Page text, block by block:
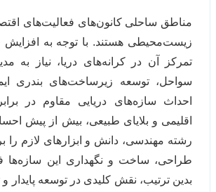
مناطق ساحلی کانون‌های فعالیت‌های
زیست‌محیطی هستند. با توجه به
تمرکز آن در کرانه‌های دریا، نیاز به
سواحل، توسعه زیرساخت‌های بندری
احداث سازه‌های دریایی مقاوم در
اقلیمی و بلایای طبیعی، بیش از پیش
رشته مهندسی، دانش و ابزارهای لازم را
طراحی، ساخت و نگهداری این سازه‌ها
بدین ترتیب، نقش کلیدی در توسعه پایدار